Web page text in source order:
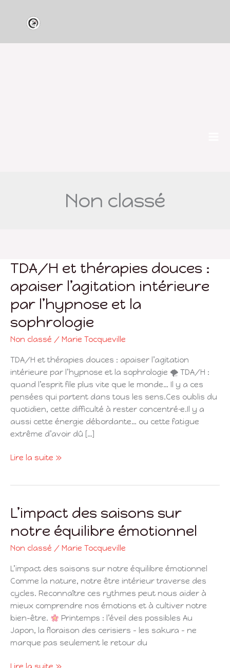
contenu
Non classé
TDA/H et thérapies douces :
apaiser l’agitation intérieure
par l’hypnose et la
sophrologie
Non classé / Marie Tocqueville
TDA/H et thérapies douces : apaiser l’agitation
intérieure par l’hypnose et la sophrologie 🌪 TDA/H :
quand l’esprit file plus vite que le monde… Il y a ces
pensées qui partent dans tous les sens.Ces oublis du
quotidien, cette difficulté à rester concentré·e.Il y a
aussi cette énergie débordante… ou cette fatigue
extrême d’avoir dû […]
TDA/H
thérapies
douces
:
apaiser
l’agitation
par
l’hypnose
et
la
sophrologie
Lire la suite »
L’impact des saisons sur
notre équilibre émotionnel
Non classé / Marie Tocqueville
L’impact des saisons sur notre équilibre émotionnel
Comme la nature, notre être intérieur traverse des
cycles. Reconnaître ces rythmes peut nous aider à
mieux comprendre nos émotions et à cultiver notre
bien-être.
Printemps : l’éveil des possibles Au
Japon, la floraison des cerisiers – les sakura – ne
marque pas seulement le retour du
L’impact
saisons
sur
équilibre
émotionnel